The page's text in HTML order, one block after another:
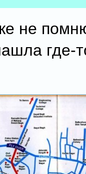
не
где-